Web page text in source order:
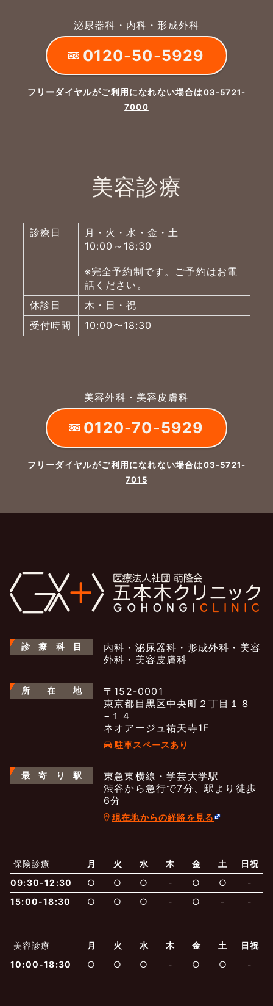
当院からのお知らせ
最新医療トピックス
はじめての方へ
医師の紹介
保険での診療
泌尿器科
一般診療 美容診療
予約について
電話でのお問いあわせ
泌尿器科・内科・形成外科
0120-50-5929
フリーダイヤルがご利用になれない場合は03-5721-
7000
美容診療
診療日
月・火・水・金・土
10:00～18:30
※完全予約制です。ご予約はお電
話ください。
休診日
木・日・祝
受付時間
10:00〜18:30
美容外科・美容皮膚科
0120-70-5929
フリーダイヤルがご利用になれない場合は03-5721-
7015
診 療 科 目
内科・泌尿器科・形成外科・美容
外科・美容皮膚科
所 在 地
〒152-0001
東京都目黒区中央町２丁目１８
−１４
ネオアージュ祐天寺1F
駐車スペースあり
最 寄 り 駅
東急東横線・学芸大学駅
渋谷から急行で7分、駅より徒歩
6分
現在地からの経路を見る
保険診療 月 火 水 木 金 土
日祝
09:30-12:30
○ ○ ○ - ○ ○
-
15:00-18:30
○ ○ ○ - ○ - -
美容診療 月 火 水 木 金 土
日祝
10:00-18:30
○ ○ ○ - ○ ○ -